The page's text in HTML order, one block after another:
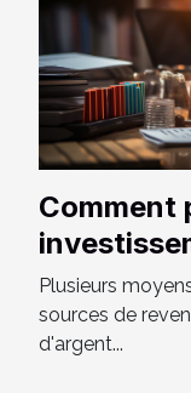
Comment
Plusieurs
sources de
d'argent...